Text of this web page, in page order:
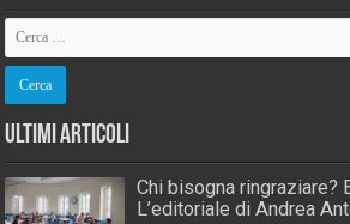
Ultimi Articoli
Chi bisogna ringraziare?
L’editoriale di Andrea